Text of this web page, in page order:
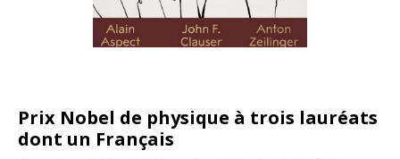
Prix Nobel de physique à trois lauréats
dont un Français